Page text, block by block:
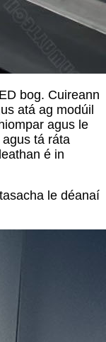
bog. Cuireann
atá ag modúil
agus le
tá ráta
é in
le déanaí